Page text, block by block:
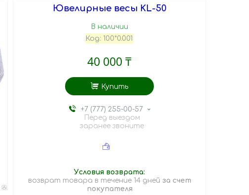
Ювелирные весы KL-50
В наличии
Код: 100*0.001
40 000 ₸
Купить
+7 (777) 255-00-57
Перед выездом
заранее звоните
возврат товара в течение 14 дней за счет
покупателя